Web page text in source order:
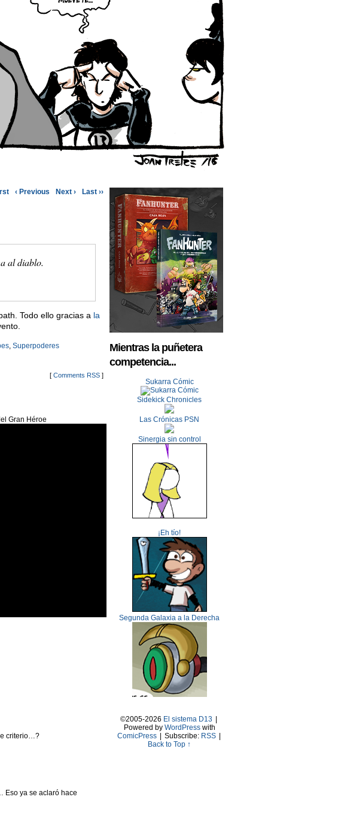
‹ Previous Next › Last ››
al diablo.
Todo ello gracias a la
, Superpoderes
[ Comments RSS ]
Gran Héroe
criterio…?
Eso ya se aclaró hace
Mientras la puñetera
competencia...
Sukarra Cómic
Sidekick Chronicles
Las Crónicas PSN
Sinergia sin control
¡Eh tío!
Segunda Galaxia a la Derecha
©2005-2026 El sistema D13
Powered by WordPresswith
ComicPress
Subscribe: RSS
Back to Top ↑